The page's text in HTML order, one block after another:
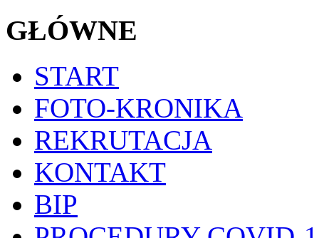
GŁÓWNE
START
FOTO-KRONIKA
REKRUTACJA
KONTAKT
BIP